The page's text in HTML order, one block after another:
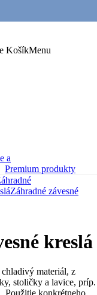
KošíkMenu
a
Premium produkty
Záhradné závesné
kreslá
materiál, z
stoličky a lavice, príp.
Použitie konkrétneho